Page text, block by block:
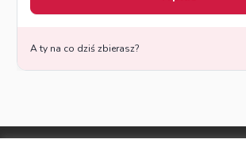
© Made by DSKS Frontis